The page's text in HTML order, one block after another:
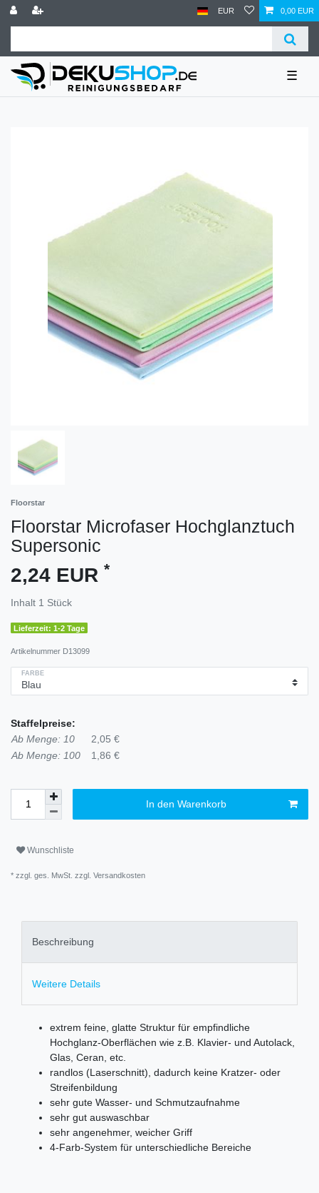
EUR 0,00 EUR
☰
Floorstar
Floorstar Microfaser Hochglanztuch
Supersonic
2,24 EUR *
Inhalt 1 Stück
Lieferzeit: 1-2 Tage
Artikelnummer D13099
FARBE
Staffelpreise:
Ab Menge: 10
2,05 €
Ab Menge: 100
1,86 €
In den Warenkorb
Wunschliste
* zzgl. ges. MwSt. zzgl. Versandkosten
Beschreibung
Weitere Details
extrem feine, glatte Struktur für empfindliche
Hochglanz-Oberflächen wie z.B. Klavier- und Autolack,
Glas, Ceran, etc.
randlos (Laserschnitt), dadurch keine Kratzer- oder
Streifenbildung
sehr gute Wasser- und Schmutzaufnahme
sehr gut auswaschbar
sehr angenehmer, weicher Griff
4-Farb-System für unterschiedliche Bereiche